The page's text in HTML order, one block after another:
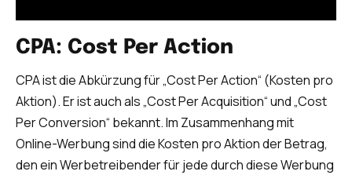
CPA: Cost Per Action
CPA ist die Abkürzung für „Cost Per Action“ (Kosten pro
Aktion). Er ist auch als „Cost Per Acquisition“ und „Cost
Per Conversion“ bekannt. Im Zusammenhang mit
Online-Werbung sind die Kosten pro Aktion der Betrag,
den ein Werbetreibender für jede durch diese Werbung